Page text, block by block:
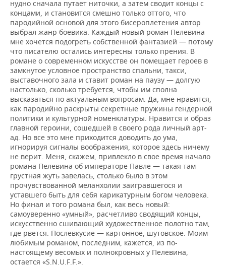
нудно сначала путает ниточки, а затем сводит концы с
концами, и становится смешно только оттого, что
пародийной основой для этого бисероплетения автор
выбрал жанр боевика. Каждый новый роман Пелевина
мне хочется подогреть собственной фантазией — потому
что писателю остались интересны только прения. В
романе о современном искусстве он помещает героев в
замкнутое условное пространство спальни, такси,
выставочного зала и ставит роман на паузу — долгую
настолько, сколько требуется, чтобы им сполна
высказаться по актуальным вопросам. Да, мне нравится,
как пародийно раскрыты секретные пружины гендерной
политики и культурной номенклатуры. Нравится и образ
главной героини, сошедшей в своего рода личный арт-
ад. Но все это мне приходится доводить до ума,
игнорируя сигналы воображения, которое здесь ничему
не верит. Меня, скажем, привлекло в свое время начало
романа Пелевина об императоре Павле — такая там
грустная жуть завелась, столько было в этом
прочувствованной меланхолии заигравшегося и
уставшего быть для себя карикатурным богом человека.
Но финал и того романа был, как весь новый:
самоуверенно «умный», расчетливо сводящий концы,
искусственно сшивающий художественное полотно там,
где рвется. Послевкусие — картонное, шутовское. Моим
любимым романом, последним, кажется, из по-
настоящему весомых и полнокровных у Пелевина,
остается «S.N.U.F.F.».